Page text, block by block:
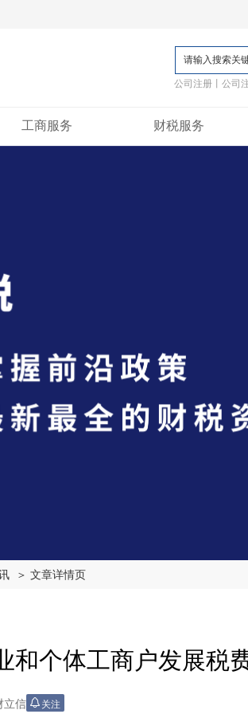
工商服务 财税服务
公司注册丨公司
＞ 文章详情页
和个体工商户发展税
立信 关注